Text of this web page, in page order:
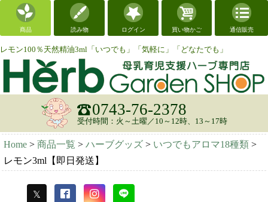
商品 読み物 ログイン 買い物かご 通信販売
レモン100％天然精油3ml「いつでも」「気軽に」「どなたでも」
0743-76-2378
受付時間：火～土曜／10～12時、13～17時
Home > 商品一覧 > ハーブグッズ > いつでもアロマ18種類 >
レモン3ml【即日発送】